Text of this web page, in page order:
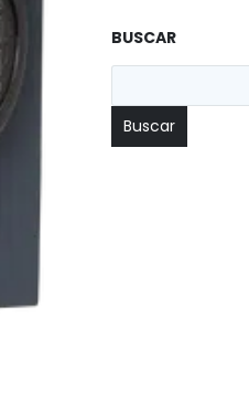
BUSCAR
Buscar